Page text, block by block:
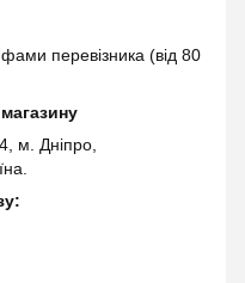
перевізника (від 80
м. Дніпро,